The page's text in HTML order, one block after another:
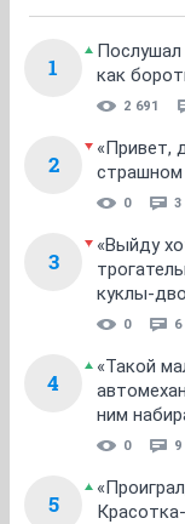
1
Послушал
как
2 691
2
«Привет,
страшном
0 3
3
«Выйду
куклы-
0 6
4
«Такой
ним
0 9
5